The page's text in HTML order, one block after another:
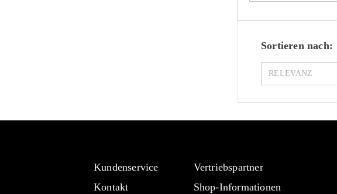
Sortieren nach:
Kundenservice
Kontakt
Vertriebspartner
Shop-Informationen